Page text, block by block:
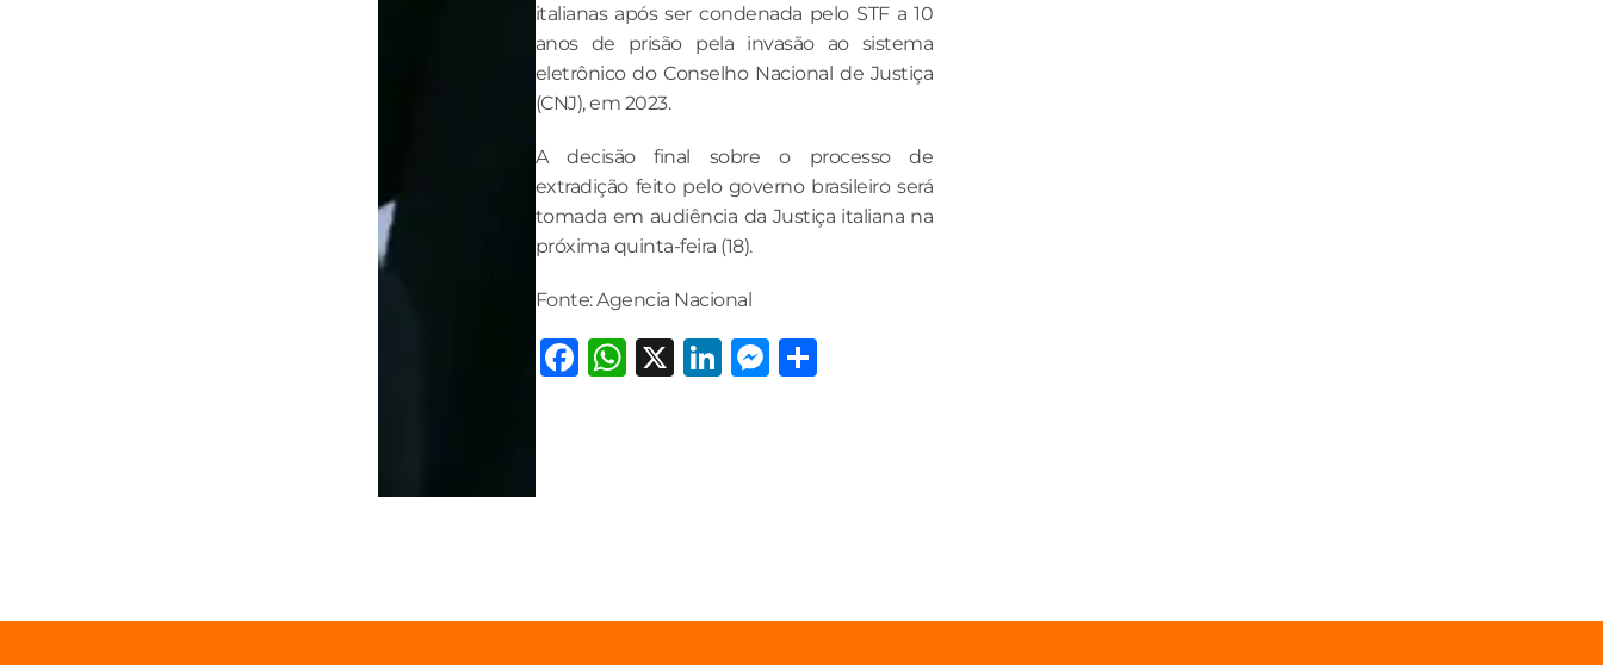
italianas após ser condenada pelo STF a 10
anos de prisão pela invasão ao sistema
eletrônico do Conselho Nacional de Justiça
(CNJ), em 2023.
A decisão final sobre o processo de
extradição feito pelo governo brasileiro será
tomada em audiência da Justiça italiana na
próxima quinta-feira (18).
Fonte: Agencia Nacional
Facebook
WhatsApp
X LinkedIn
Messenger
Share